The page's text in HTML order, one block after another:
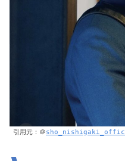
引用元：＠